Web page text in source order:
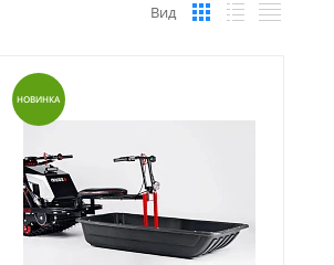
Вид
НОВИНКА